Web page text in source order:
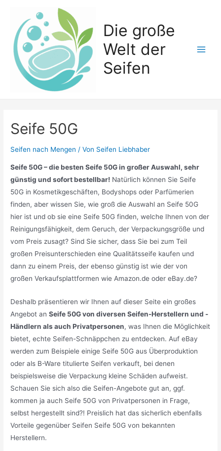
springen
Die große
Welt der
Seifen
Seife 50G
Seifen nach Mengen / Von Seifen Liebhaber
Seife 50G – die besten Seife 50G in großer Auswahl, sehr
günstig und sofort bestellbar! Natürlich können Sie Seife
50G in Kosmetikgeschäften, Bodyshops oder Parfümerien
finden, aber wissen Sie, wie groß die Auswahl an Seife 50G
hier ist und ob sie eine Seife 50G finden, welche Ihnen von der
Reinigungsfähigkeit, dem Geruch, der Verpackungsgröße und
vom Preis zusagt? Sind Sie sicher, dass Sie bei zum Teil
großen Preisunterschieden eine Qualitätsseife kaufen und
dann zu einem Preis, der ebenso günstig ist wie der von
großen Verkaufsplattformen wie Amazon.de oder eBay.de?
Deshalb präsentieren wir Ihnen auf dieser Seite ein großes
Angebot anSeife 50G von diversen Seifen-Herstellern und -
Händlern als auch Privatpersonen, was Ihnen die Möglichkeit
bietet, echte Seifen-Schnäppchen zu entdecken. Auf eBay
werden zum Beispiele einige Seife 50G aus Überproduktion
oder als B-Ware titulierte Seifen verkauft, bei denen
beispielsweise die Verpackung kleine Schäden aufweist.
Schauen Sie sich also die Seifen-Angebote gut an, ggf.
kommen ja auch Seife 50G von Privatpersonen in Frage,
selbst hergestellt sind?! Preislich hat das sicherlich ebenfalls
Vorteile gegenüber Seifen Seife 50G von bekannten
Herstellern.